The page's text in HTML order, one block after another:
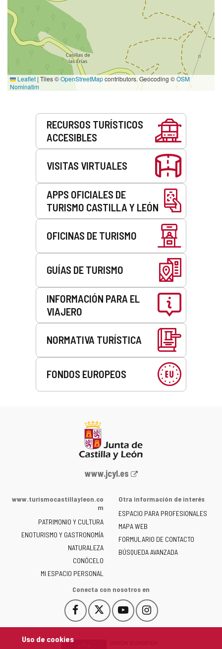
Uso de cookies
Leaflet | Tiles ©OpenStreetMapcontributors. Geocoding ©OSM
Nominatim
RECURSOS TURÍSTICOS
ACCESIBLES
VISITAS VIRTUALES
APPS OFICIALES DE
TURISMO CASTILLA Y LEÓN
OFICINAS DE TURISMO
GUÍAS DE TURISMO
INFORMACIÓN PARA EL
VIAJERO
NORMATIVA TURÍSTICA
FONDOS EUROPEOS
Portal
la
de
Castilla
y
León
-
www.jcyl.es
www.turismocastillayleon.co
m
PATRIMONIO Y CULTURA
ENOTURISMO Y GASTRONOMÍA
NATURALEZA
CONÓCELO
MI ESPACIO PERSONAL
Otra información de interés
ESPACIO PARA PROFESIONALES
MAPA WEB
FORMULARIO DE CONTACTO
BÚSQUEDA AVANZADA
Conecta con nosotros en
Facebook
Este
enlace
Este
enlace
YouTube
Este
enlace
Instagram
Este
enlace